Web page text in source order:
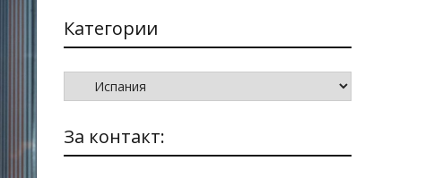
Категории
Категории
За контакт: